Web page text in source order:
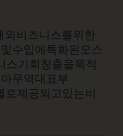
외비즈니스를위한
수입에특화된오스
스기회창출을목적
무역대표부
로제공되고있는비